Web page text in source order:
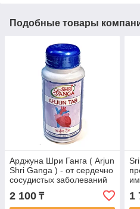
Подобные товары
Арджуна Шри Ганга ( Arjun
Shri Ganga ) - от сердечно
сосудистых заболеваний
2 100 ₸ 1